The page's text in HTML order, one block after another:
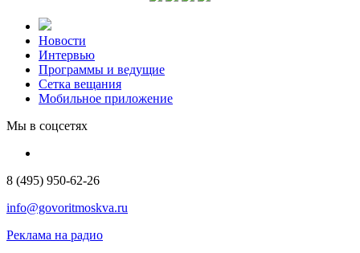
Новости
Интервью
Программы и ведущие
Сетка вещания
Мобильное приложение
Мы в соцсетях
8 (495) 950-62-26
info@govoritmoskva.ru
Реклама на радио